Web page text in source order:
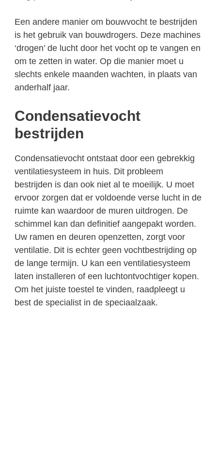
Een andere manier om bouwvocht te bestrijden
is het gebruik van bouwdrogers. Deze machines
‘drogen’ de lucht door het vocht op te vangen en
om te zetten in water. Op die manier moet u
slechts enkele maanden wachten, in plaats van
anderhalf jaar.
Condensatievocht
bestrijden
Condensatievocht ontstaat door een gebrekkig
ventilatiesysteem in huis. Dit probleem
bestrijden is dan ook niet al te moeilijk. U moet
ervoor zorgen dat er voldoende verse lucht in de
ruimte kan waardoor de muren uitdrogen. De
schimmel kan dan definitief aangepakt worden.
Uw ramen en deuren openzetten, zorgt voor
ventilatie. Dit is echter geen vochtbestrijding op
de lange termijn. U kan een ventilatiesysteem
laten installeren of een luchtontvochtiger kopen.
Om het juiste toestel te vinden, raadpleegt u
best de specialist in de speciaalzaak.